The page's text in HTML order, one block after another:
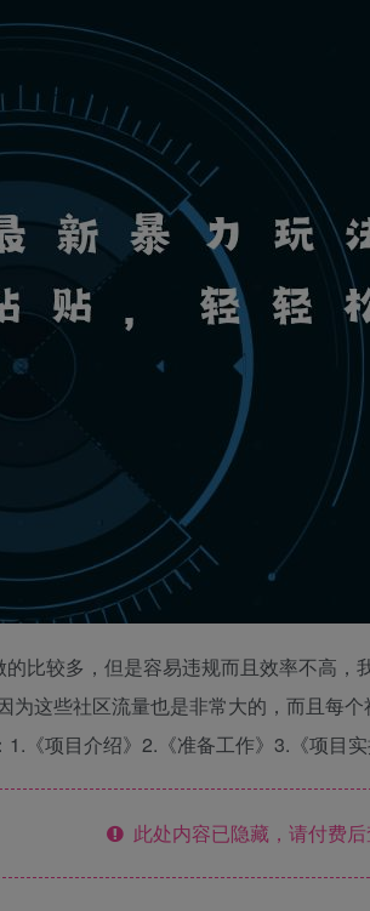
比较多，但是容易违规而且效率不高
这些社区流量也是非常大的，而且每
《项目介绍》2.《准备工作》3.《项目实
此处内容已隐藏，请付费